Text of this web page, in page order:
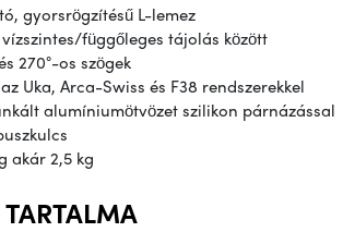
gyorsrögzítésű L-lemez
függőleges tájolás között
270°-os szögek
Uka, Arca-Swiss és F38 rendszerekkel
alumíniumötvözet szilikon párnázással
akár 2,5 kg